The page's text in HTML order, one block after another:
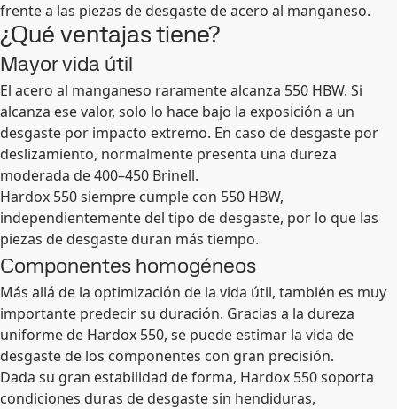
frente a las piezas de desgaste de acero al manganeso.
¿Qué ventajas tiene?
Mayor vida útil
El acero al manganeso raramente alcanza 550 HBW. Si
alcanza ese valor, solo lo hace bajo la exposición a un
desgaste por impacto extremo. En caso de desgaste por
deslizamiento, normalmente presenta una dureza
moderada de 400–450 Brinell.
Hardox 550 siempre cumple con 550 HBW,
independientemente del tipo de desgaste, por lo que las
piezas de desgaste duran más tiempo.
Componentes homogéneos
Más allá de la optimización de la vida útil, también es muy
importante predecir su duración. Gracias a la dureza
uniforme de Hardox 550, se puede estimar la vida de
desgaste de los componentes con gran precisión.
Dada su gran estabilidad de forma, Hardox 550 soporta
condiciones duras de desgaste sin hendiduras,